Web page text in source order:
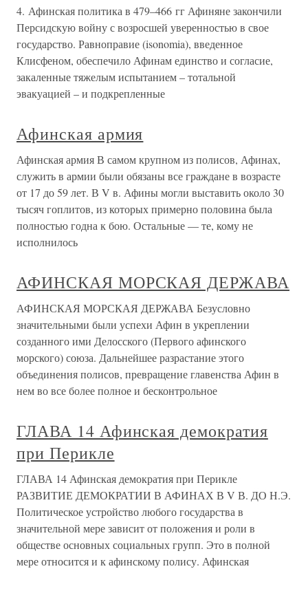
4. Афинская политика в 479–466 гг Афиняне закончили
Персидскую войну с возросшей уверенностью в свое
государство. Равноправие (isonomia), введенное
Клисфеном, обеспечило Афинам единство и согласие,
закаленные тяжелым испытанием – тотальной
эвакуацией – и подкрепленные
Афинская армия
Афинская армия В самом крупном из полисов, Афинах,
служить в армии были обязаны все граждане в возрасте
от 17 до 59 лет. В V в. Афины могли выставить около 30
тысяч гоплитов, из которых примерно половина была
полностью годна к бою. Остальные — те, кому не
исполнилось
АФИНСКАЯ МОРСКАЯ ДЕРЖАВА
АФИНСКАЯ МОРСКАЯ ДЕРЖАВА Безусловно
значительными были успехи Афин в укреплении
созданного ими Делосского (Первого афинского
морского) союза. Дальнейшее разрастание этого
объединения полисов, превращение главенства Афин в
нем во все более полное и бесконтрольное
ГЛАВА 14 Афинская демократия
при Перикле
ГЛАВА 14 Афинская демократия при Перикле
РАЗВИТИЕ ДЕМОКРАТИИ В АФИНАХ В V В. ДО Н.Э.
Политическое устройство любого государства в
значительной мере зависит от положения и роли в
обществе основных социальных групп. Это в полной
мере относится и к афинскому полису. Афинская